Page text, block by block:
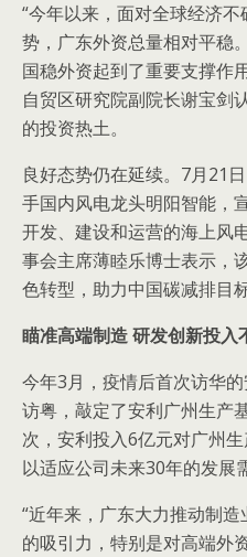
“今年以来，面对全球经济
势，广东外资总量相对平稳
国稳外资起到了重要支撑作
自贸区研究院副院长谢宝剑
的投资热土。
良好态势仍在延续。7月21
手国内风电龙头明阳智能，
开发、建设和运营的海上风
事会主席薄睦乐博士表示，
色转型，助力中国碳减排目
瞄准高端制造 研发创新投入
今年3月，疫情后首次访华
访粤，敲定了安利广州生产
次，安利投入6亿元对广州
以适应公司未来30年的发展
“近年来，广东大力推动制
的吸引力，特别是对高端外